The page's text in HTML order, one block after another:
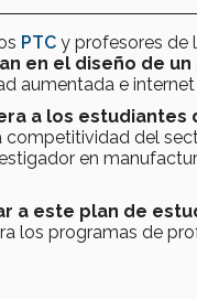
PTC y profesores de
en el diseño de
aumentada e
a los estudiantes
competitividad del
en
a este plan de
los programas de